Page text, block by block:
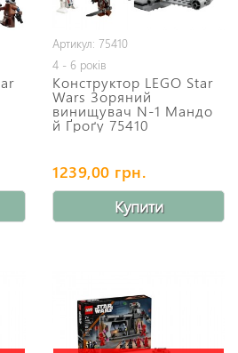
Артикул: 75410
4 - 6 років
Конструктор LEGO Star
Wars Зоряний
винищувач N-1 Мандо
й Ґроґу 75410
1239,00 грн.
Купити